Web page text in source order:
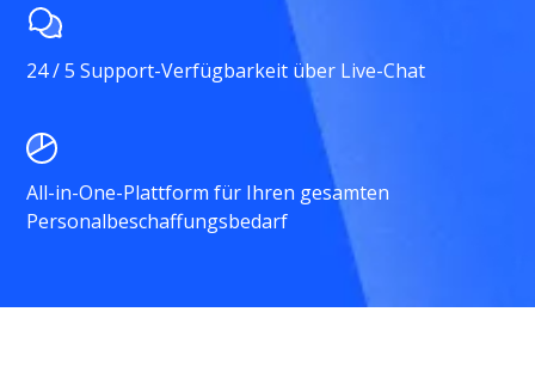
24 / 5 Support-Verfügbarkeit über Live-Chat
All-in-One-Plattform für Ihren gesamten
Personalbeschaffungsbedarf